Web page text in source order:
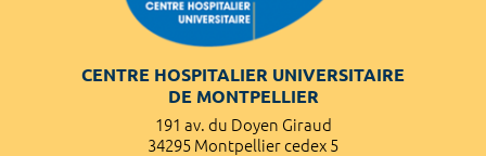
CENTRE HOSPITALIER UNIVERSITAIRE
DE MONTPELLIER
191 av. du Doyen Giraud
34295 Montpellier cedex 5